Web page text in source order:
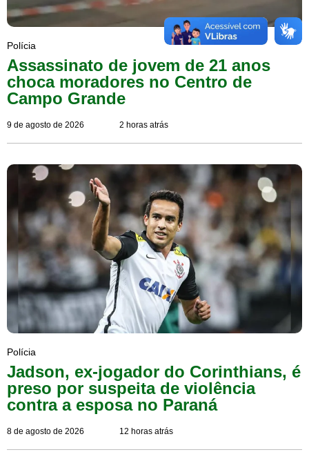
Polícia
Assassinato de jovem de 21 anos
choca moradores no Centro de
Campo Grande
9 de agosto de 2026 2 horas atrás
Polícia
Jadson, ex-jogador do Corinthians, é
preso por suspeita de violência
contra a esposa no Paraná
8 de agosto de 2026 12 horas atrás